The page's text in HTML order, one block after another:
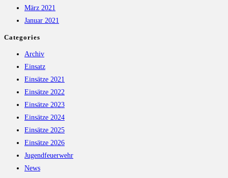
März 2021
Januar 2021
Categories
Archiv
Einsatz
Einsätze 2021
Einsätze 2022
Einsätze 2023
Einsätze 2024
Einsätze 2025
Einsätze 2026
Jugendfeuerwehr
News